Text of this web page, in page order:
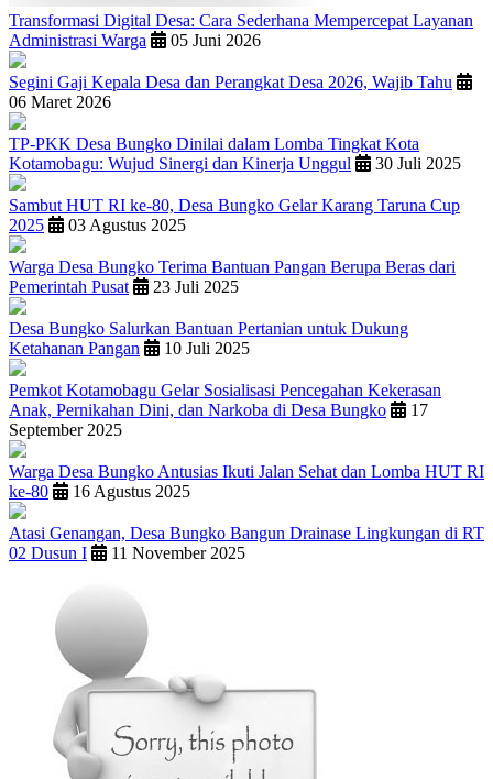
Transformasi Digital Desa: Cara Sederhana Mempercepat Layanan
Administrasi Warga
05 Juni 2026
Segini Gaji Kepala Desa dan Perangkat Desa 2026, Wajib Tahu
06 Maret 2026
TP-PKK Desa Bungko Dinilai dalam Lomba Tingkat Kota
Kotamobagu: Wujud Sinergi dan Kinerja Unggul
30 Juli 2025
Sambut HUT RI ke-80, Desa Bungko Gelar Karang Taruna Cup
2025
03 Agustus 2025
Warga Desa Bungko Terima Bantuan Pangan Berupa Beras dari
Pemerintah Pusat
23 Juli 2025
Desa Bungko Salurkan Bantuan Pertanian untuk Dukung
Ketahanan Pangan
10 Juli 2025
Pemkot Kotamobagu Gelar Sosialisasi Pencegahan Kekerasan
Anak, Pernikahan Dini, dan Narkoba di Desa Bungko
17
September 2025
Warga Desa Bungko Antusias Ikuti Jalan Sehat dan Lomba HUT RI
ke-80
16 Agustus 2025
Atasi Genangan, Desa Bungko Bangun Drainase Lingkungan di RT
02 Dusun I
11 November 2025